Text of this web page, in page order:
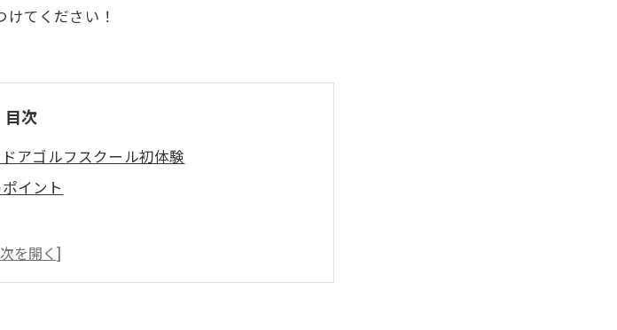
てください！
目次
アゴルフスクール初体験
イント
ト
練習法